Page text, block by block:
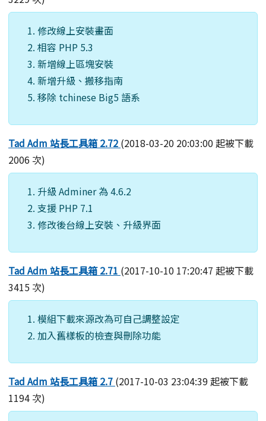
修改線上安裝畫面
相容 PHP 5.3
新增線上區塊安裝
新增升級、搬移指南
移除 tchinese Big5 語系
Tad Adm 站長工具箱 2.72 (2018-03-20 20:03:00 起被下載
2006 次)
升級 Adminer 為 4.6.2
支援 PHP 7.1
修改後台線上安裝、升級界面
Tad Adm 站長工具箱 2.71 (2017-10-10 17:20:47 起被下載
3415 次)
模組下載來源改為可自己調整設定
加入舊樣板的檢查與刪除功能
Tad Adm 站長工具箱 2.7 (2017-10-03 23:04:39 起被下載
1194 次)